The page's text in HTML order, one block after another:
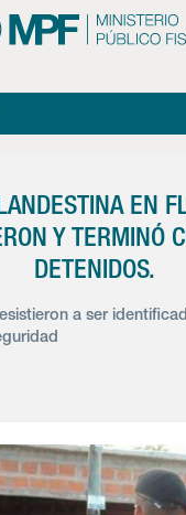
EN
Y TERMINÓ
DETENIDOS.
a ser